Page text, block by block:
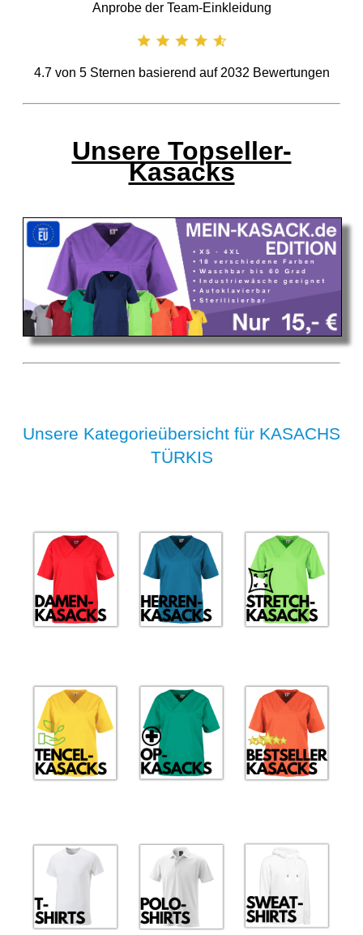
Anprobe der Team-Einkleidung
4.7von 5Sternen basierend auf 2032 Bewertungen
Unsere Topseller-
Kasacks
Unsere Kategorieübersicht für KASACHS
TÜRKIS